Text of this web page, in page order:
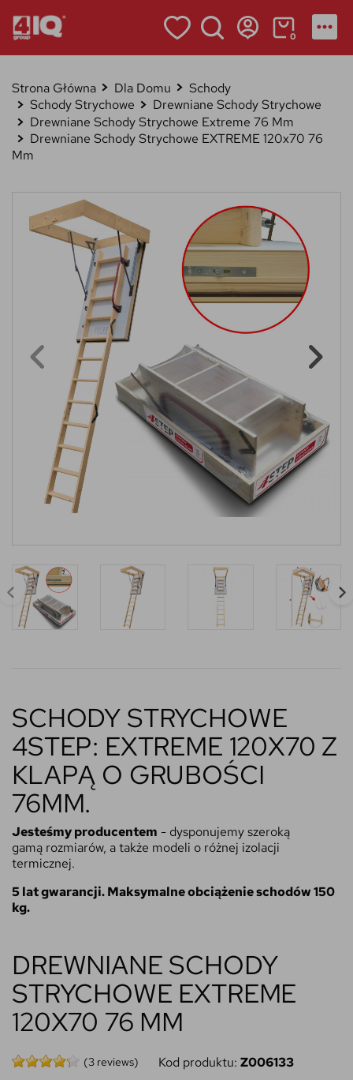
0
Strona Główna Dla Domu
Schody
Schody Strychowe
Drewniane Schody Strychowe
Drewniane Schody Strychowe Extreme 76 Mm
Drewniane Schody Strychowe EXTREME 120x70 76
Mm
SCHODY STRYCHOWE
4STEP: EXTREME 120X70 Z
KLAPĄ O GRUBOŚCI
76MM.
Jesteśmyproducentem - dysponujemy szeroką
gamą rozmiarów, a także modeli o różnej izolacji
termicznej.
5 lat gwarancji. Maksymalne obciążenie schodów 150
kg.
DREWNIANE SCHODY
STRYCHOWE EXTREME
120X70 76 MM
(3 reviews) Kod produktu: Z006133